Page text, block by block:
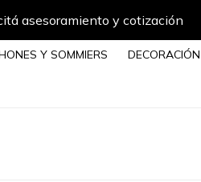
asesoramiento y cotización
Y SOMMIERS DECORACIÓN